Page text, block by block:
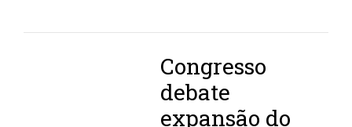
Congresso
debate
expansão do